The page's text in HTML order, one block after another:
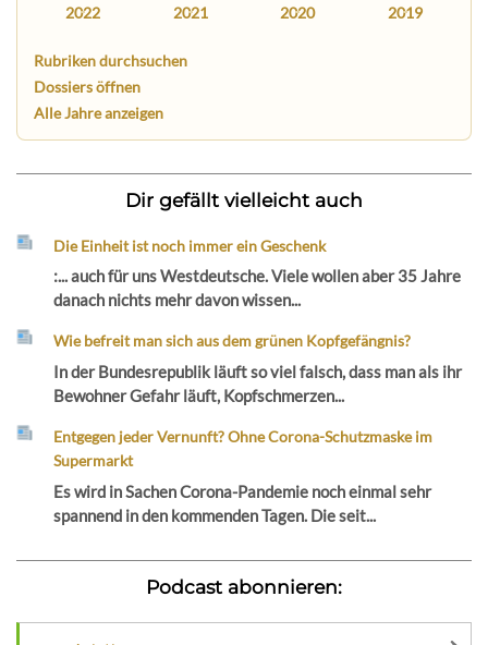
2022 2021 2020 2019
Rubriken durchsuchen
Dossiers öffnen
Alle Jahre anzeigen
Dir gefällt vielleicht auch
Die Einheit ist noch immer ein Geschenk
:... auch für uns Westdeutsche. Viele wollen aber 35 Jahre
danach nichts mehr davon wissen...
Wie befreit man sich aus dem grünen Kopfgefängnis?
In der Bundesrepublik läuft so viel falsch, dass man als ihr
Bewohner Gefahr läuft, Kopfschmerzen...
Entgegen jeder Vernunft? Ohne Corona-Schutzmaske im
Supermarkt
Es wird in Sachen Corona-Pandemie noch einmal sehr
spannend in den kommenden Tagen. Die seit...
Podcast abonnieren: